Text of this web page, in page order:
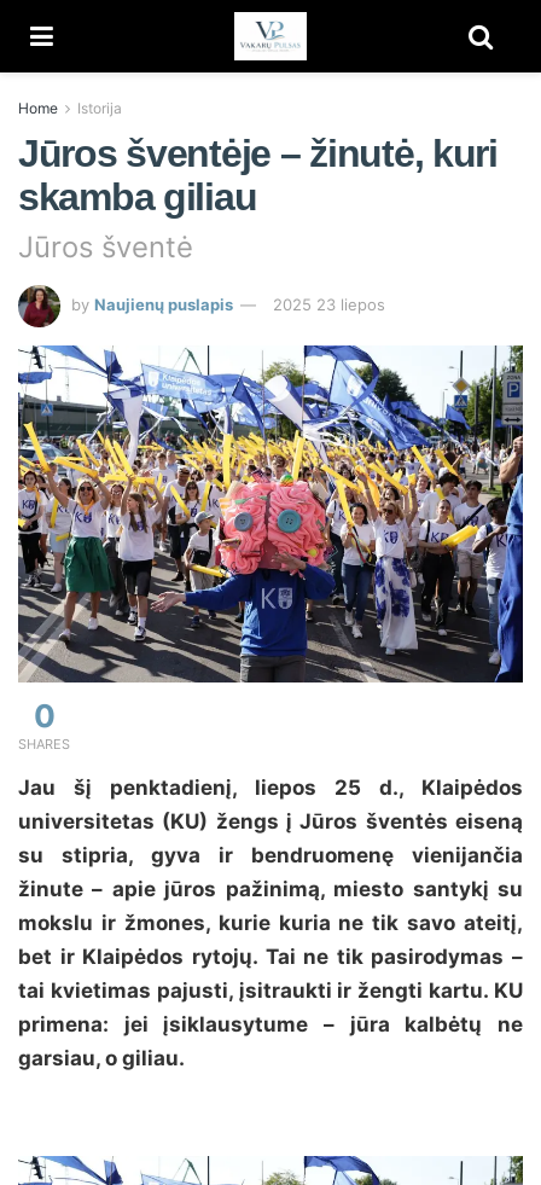
Home Istorija
Jūros šventėje – žinutė, kuri
skamba giliau
Jūros šventė
by Naujienų puslapis 2025 23 liepos
0
SHARES
Jau šį penktadienį, liepos 25 d., Klaipėdos
universitetas (KU) žengs į Jūros šventės eiseną
su stipria, gyva ir bendruomenę vienijančia
žinute – apie jūros pažinimą, miesto santykį su
mokslu ir žmones, kurie kuria ne tik savo ateitį,
bet ir Klaipėdos rytojų. Tai ne tik pasirodymas –
tai kvietimas pajusti, įsitraukti ir žengti kartu. KU
primena: jei įsiklausytume – jūra kalbėtų ne
garsiau, o giliau.